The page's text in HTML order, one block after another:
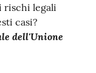
rischi legali
casi?
dell'Unione